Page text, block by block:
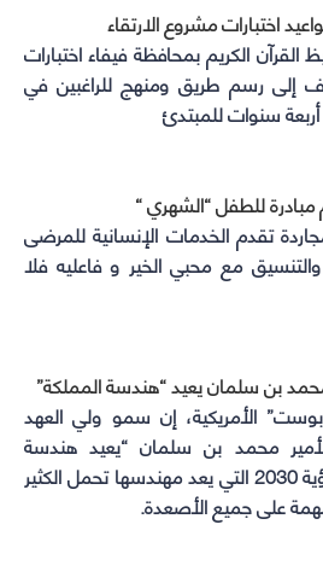
اختبارات مشروع الارتقاء
الكريم بمحافظة فيفاء اختبارات
إلى رسم طريق ومنهج للراغبين في
سنوات للمبتدئ
للطفل “الشهري “
تقدم الخدمات الإنسانية للمرضى
مع محبي الخير و فاعليه فلا
بن سلمان يعيد “هندسة المملكة”
الأمريكية، إن سمو ولي العهد
محمد بن سلمان “يعيد هندسة
المملكة”، مشيرة إلى أن رؤية 2030 التي يعد مهندسها تحمل الكثير
على جميع الأصعدة.